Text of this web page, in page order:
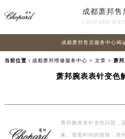
成都萧邦售
CHOPARD
成都萧邦售后服务中心竭
当前位置： 成都萧邦维修服务中心 > 文章 > 萧邦
萧邦腕表表针变色
萧邦腕表表针变色问题，
象。随着时间的推移，表